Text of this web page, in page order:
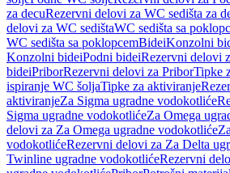
za decuRezervni delovi za WC sedišta za
delovi za WC sedištaWC sedišta sa
WC sedišta sa poklopcemBideiKonzolni
Konzolni bideiPodni bideiRezervni delovi
bideiPriborRezervni delovi za PriborTipke
ispiranje WC šoljaTipke za aktiviranje
aktiviranjeZa Sigma ugradne vodokotliće
Sigma ugradne vodokotlićeZa Omega
delovi za Za Omega ugradne vodokotliće
vodokotlićeRezervni delovi za Za Delta
Twinline ugradne vodokotlićeRezervni